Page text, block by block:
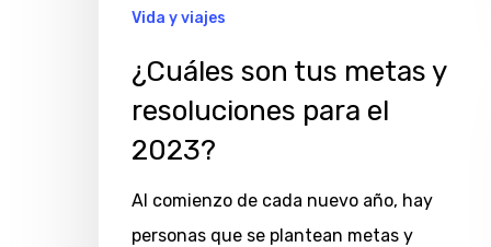
Vida y viajes
¿Cuáles son tus metas y
resoluciones para el
2023?
Al comienzo de cada nuevo año, hay
personas que se plantean metas y